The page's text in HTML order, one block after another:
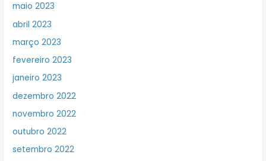
maio 2023
abril 2023
março 2023
fevereiro 2023
janeiro 2023
dezembro 2022
novembro 2022
outubro 2022
setembro 2022